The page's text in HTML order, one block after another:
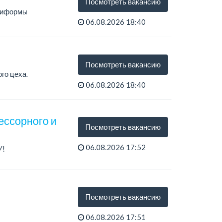
06.08.2026 18:40
цеха.
Посмотреть вакансию
06.08.2026 18:40
и
Посмотреть вакансию
06.08.2026 17:52
Посмотреть вакансию
06.08.2026 17:51